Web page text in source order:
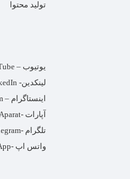
تولید محتوا
یوتیوب – YouTube
لینکدین- LinkedIn
اینستاگرام – Instagram
آپارات -Aparat
تلگرام -Telegram
واتس اپ -WhatsApp